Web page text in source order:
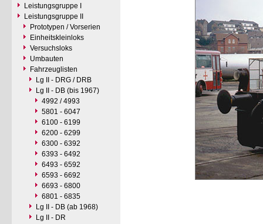
Leistungsgruppe I
Leistungsgruppe II
Prototypen / Vorserien
Einheitskleinloks
Versuchsloks
Umbauten
Fahrzeuglisten
Lg II - DRG / DRB
Lg II - DB (bis 1967)
4992 / 4993
5801 - 6047
6100 - 6199
6200 - 6299
6300 - 6392
6393 - 6492
6493 - 6592
6593 - 6692
6693 - 6800
6801 - 6835
Lg II - DB (ab 1968)
Lg II - DR